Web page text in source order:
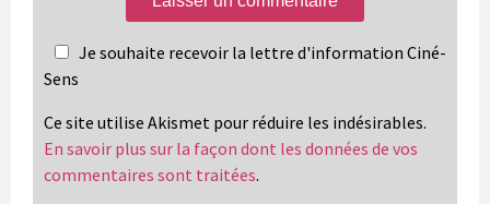
Je souhaite recevoir la lettre d'information Ciné-
Sens
Ce site utilise Akismet pour réduire les indésirables.
En savoir plus sur la façon dont les données de vos
commentaires sont traitées.